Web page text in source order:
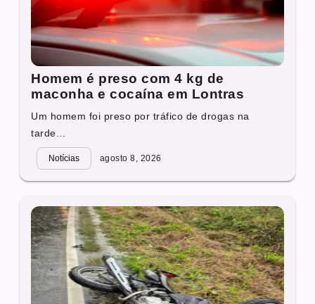
Homem é preso com 4 kg de
maconha e cocaína em Lontras
Um homem foi preso por tráfico de drogas na
tarde...
Notícias agosto 8, 2026